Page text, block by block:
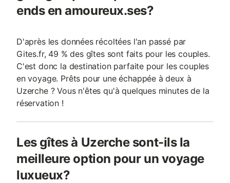
ends en amoureux.ses?
D'après les données récoltées l'an passé par
Gites.fr, 49 % des gîtes sont faits pour les couples.
C'est donc la destination parfaite pour les couples
en voyage. Prêts pour une échappée à deux à
Uzerche ? Vous n'êtes qu'à quelques minutes de la
réservation !
Les gîtes à Uzerche sont-ils la
meilleure option pour un voyage
luxueux?